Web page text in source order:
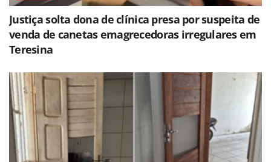
Justiça solta dona de clínica presa por suspeita de
venda de canetas emagrecedoras irregulares em
Teresina